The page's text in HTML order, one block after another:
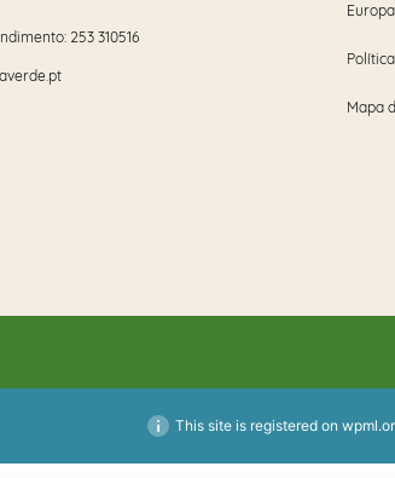
253 310516
Europa
Mapa
This site is registered on